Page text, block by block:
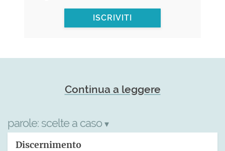
ISCRIVITI
Continua a leggere
parole: scelte a caso ▾
Discernimento